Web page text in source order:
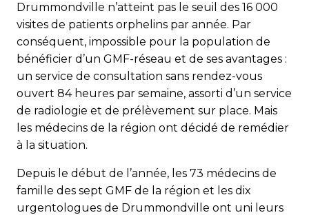
Drummondville n’atteint pas le seuil des 16 000
visites de patients orphelins par année. Par
conséquent, impossible pour la population de
bénéficier d’un GMF-réseau et de ses avantages :
un service de consultation sans rendez-vous
ouvert 84 heures par semaine, assorti d’un service
de radiologie et de prélèvement sur place. Mais
les médecins de la région ont décidé de remédier
à la situation.
Depuis le début de l’année, les 73 médecins de
famille des sept GMF de la région et les dix
urgentologues de Drummondville ont uni leurs